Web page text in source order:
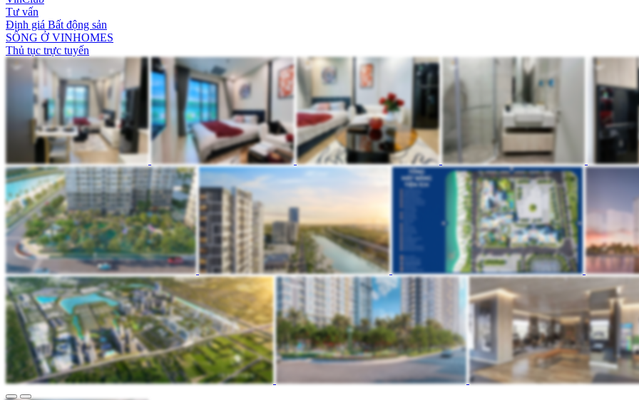
Tư vấn
Định giá Bất động sản
SỐNG Ở VINHOMES
Thủ tục trực tuyến